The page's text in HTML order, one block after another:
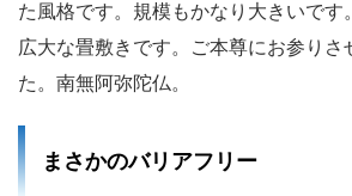
た風格です。規模もかなり大きいです
広大な畳敷きです。ご本尊にお参りさ
た。南無阿弥陀仏。
まさかのバリアフリー